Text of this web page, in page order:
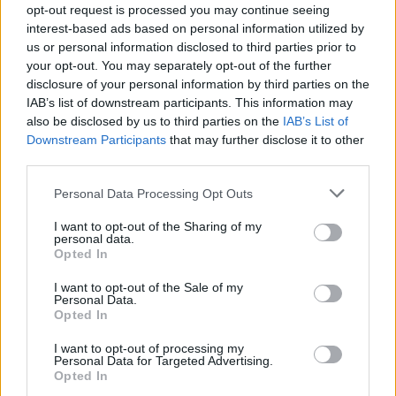
opt-out request is processed you may continue seeing
interest-based ads based on personal information utilized by
us or personal information disclosed to third parties prior to
your opt-out. You may separately opt-out of the further
disclosure of your personal information by third parties on the
IAB’s list of downstream participants. This information may
also be disclosed by us to third parties on the IAB’s List of
Downstream Participants that may further disclose it to other
Personal Data Processing Opt Outs
I want to opt-out of the Sharing of my
personal data.
Opted In
I want to opt-out of the Sale of my
Personal Data.
Opted In
I want to opt-out of processing my
Personal Data for Targeted Advertising.
Opted In
νοσοκομείων, προσλήψεις κ.ο.κ.). Μάλιστα, για να
τονίσει την προσήλωση του στην ατζέντα της
υγείας, αναμένεται να επισκεφθεί σήμερα το πρωί,
μόλις προσγειωθεί στη Θεσσαλονίκη, ένα από τα
νοσοκομεία της πόλης. Για την οικονομία, ο κ.
Μητσοτάκης θα περιγράψει μεταρρυθμίσεις σε
δομές για την καταπολέμηση της φοροδιαφυγής,
ενώ στην Παιδεία θα δοθεί έμφαση στην
αξιολόγηση και στον εκσυγχρονισμό των δημοσίων
ασθενής, ο κ. Μητσοτάκης θα περιγράψει βήματα
για την επιτάχυνση της απονομής της, αλλά και για
να περιοριστεί η ατιμωρησία.
Η ασφάλιση κτιρίων και το πράσινο τέλος
Στο οικονομικό σκέλος της ομιλίας του κ.
Μητσοτάκη, πέρα από την απουσία νέων παροχών,